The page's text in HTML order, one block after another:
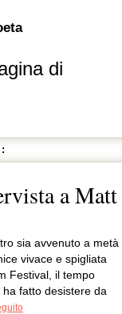
di
a Matt
sia avvenuto a metà
vivace e spigliata
Festival, il tempo
fatto desistere da